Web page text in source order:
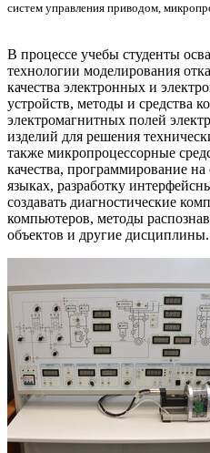
систем управления приводом,
В процессе учебы студенты
технологии моделирования
качества электронных и
устройств, методы и средства
электромагнитных полей
изделий для решения
также микропроцессорные
качества, программирование
языках, разработку
создавать диагностические
компьютеров, методы
объектов и другие дисциплины.